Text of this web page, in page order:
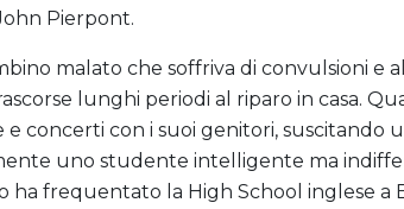
Pierpont.
malato che soffriva di convulsioni e
lunghi periodi al riparo in casa.
e concerti con i suoi genitori, suscitando
uno studente intelligente ma
ha frequentato la High School inglese a